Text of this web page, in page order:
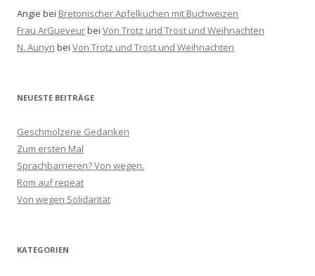
Angie bei Bretonischer Apfelkuchen mit Buchweizen
Frau ArGueveurbei Von Trotz und Trost und Weihnachten
N. Aunyn bei Von Trotz und Trost und Weihnachten
NEUESTE BEITRÄGE
Geschmolzene Gedanken
Zum ersten Mal
Sprachbarrieren? Von wegen.
Rom auf repeat
Von wegen Solidarität
KATEGORIEN